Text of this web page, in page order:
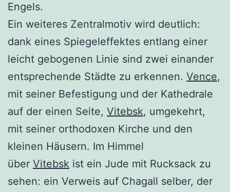
Engels.
Ein weiteres Zentralmotiv wird deutlich:
dank eines Spiegeleffektes entlang einer
leicht gebogenen Linie sind zwei einander
entsprechende Städte zu erkennen. Vence,
mit seiner Befestigung und der Kathedrale
auf der einen Seite, Vitebsk, umgekehrt,
mit seiner orthodoxen Kirche und den
kleinen Häusern. Im Himmel
über Vitebsk ist ein Jude mit Rucksack zu
sehen: ein Verweis auf Chagall selber, der